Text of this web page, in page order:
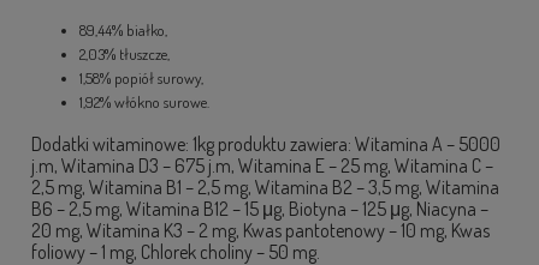
89,44% białko,
2,03% tłuszcze,
1,58% popiół surowy,
1,92% włókno surowe.
Dodatki witaminowe: 1kg produktu zawiera: Witamina A – 5000
j.m, Witamina D3 – 675 j.m, Witamina E – 25 mg, Witamina C –
2,5 mg, Witamina B1 – 2,5 mg, Witamina B2 – 3,5 mg, Witamina
B6 – 2,5 mg, Witamina B12 – 15 μg, Biotyna – 125 μg, Niacyna –
20 mg, Witamina K3 – 2 mg, Kwas pantotenowy – 10 mg, Kwas
foliowy – 1 mg, Chlorek choliny – 50 mg.